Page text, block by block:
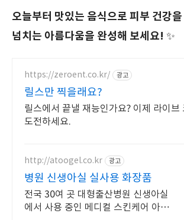
오늘부터 맛있는 음식으로 피부 건강
넘치는 아름다움을 완성해 보세요! ✨
https://zeroent.co.kr/ 광고
릴스만 찍을래요?
릴스에서 끝낼 재능인가요? 이제 라이브
도전하세요.
http://atoogel.co.kr 광고
병원 신생아실 실사용 화장품
전국 30여 곳 대형출산병원 신생아실
에서 사용 중인 메디컬 스킨케어 아토